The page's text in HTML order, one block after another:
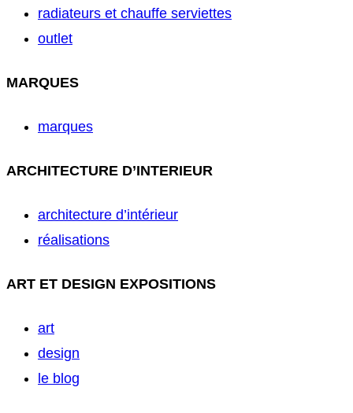
radiateurs et chauffe serviettes
outlet
MARQUES
marques
ARCHITECTURE D’INTERIEUR
architecture d’intérieur
réalisations
ART ET DESIGN EXPOSITIONS
art
design
le blog